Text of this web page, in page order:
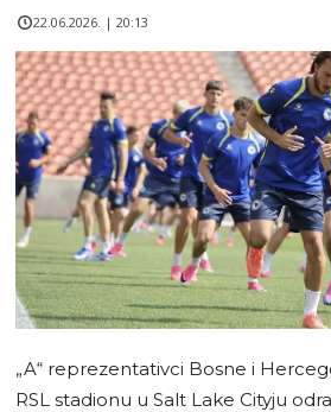
22.06.2026. | 20:13
„A“ reprezentativci Bosne i
RSL stadionu u Salt Lake Cityju